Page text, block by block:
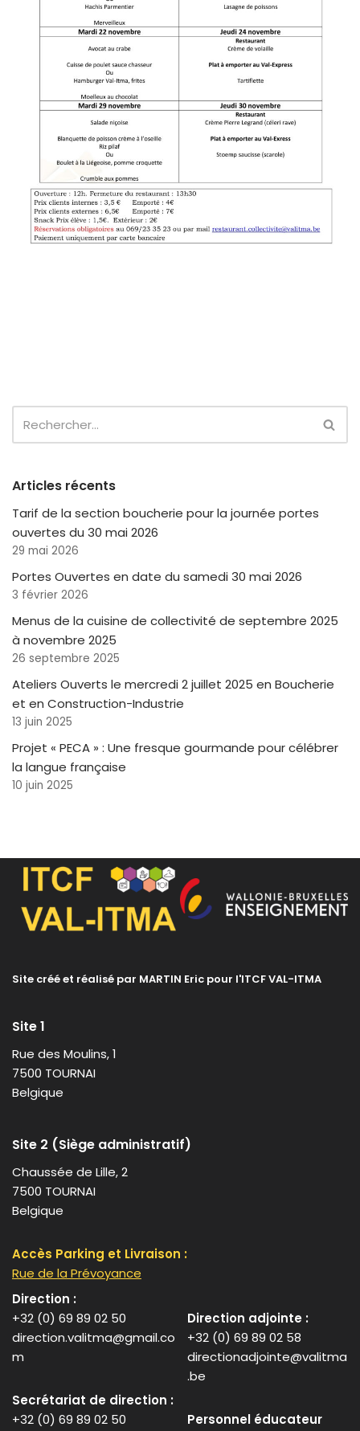
Articles récents
Tarif de la section boucherie pour la journée portes
ouvertes du 30 mai 2026
29 mai 2026
Portes Ouvertes en date du samedi 30 mai 2026
3 février 2026
Menus de la cuisine de collectivité de septembre 2025
à novembre 2025
26 septembre 2025
Ateliers Ouverts le mercredi 2 juillet 2025 en Boucherie
et en Construction-Industrie
13 juin 2025
Projet « PECA » : Une fresque gourmande pour célébrer
la langue française
10 juin 2025
Site créé et réalisé par MARTIN Eric pour l'ITCF VAL-ITMA
Site 1
Rue des Moulins, 1
7500 TOURNAI
Belgique
Site 2 (Siège administratif)
Chaussée de Lille, 2
7500 TOURNAI
Belgique
Accès Parking et Livraison :
Rue de la Prévoyance
Direction :
+32 (0) 69 89 02 50
direction.valitma@gmail.co
m
Secrétariat de direction :
+32 (0) 69 89 02 50
Direction adjointe :
+32 (0) 69 89 02 58
directionadjointe@valitma
.be
Personnel éducateur